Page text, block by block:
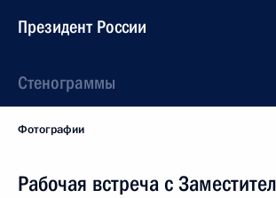
Президент России
Стенограммы
Фотографии
Рабочая встреча с